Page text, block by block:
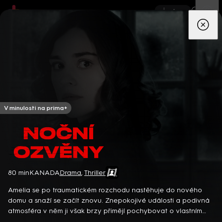
App
Novinky
V minulosti na prima+
Noční ozvěny
80 minKANADADrama, Thriller
Amelia se po traumatickém rozchodu nastěhuje do nového
domu a snaží se začít znovu. Znepokojivé události a podivná
atmosféra v něm ji však brzy přimějí pochybovat o vlastním
Detektiv Karl Alberg přijíždí do přímořského městečka Gibsons,
bolestivém rozvodu. Společně se svým týmem odhaluje temná
tajemství, která narušují poklidnou atmosféru komunity a
současně se snaží zvládnout komplikovaný vztah s dospívající
8 epizod